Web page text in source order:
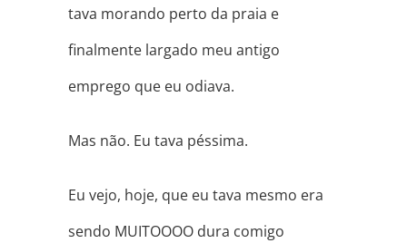
tava morando perto da praia e
finalmente largado meu antigo
emprego que eu odiava.
Mas não. Eu tava péssima.
Eu vejo, hoje, que eu tava mesmo era
sendo MUITOOOO dura comigo